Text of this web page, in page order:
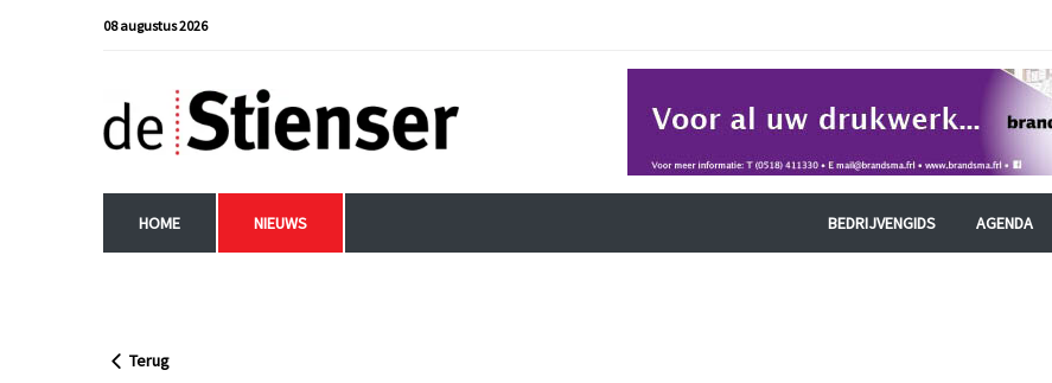
08 augustus 2026
HOME NIEUWS BEDRIJVENGIDS AGENDA
Terug